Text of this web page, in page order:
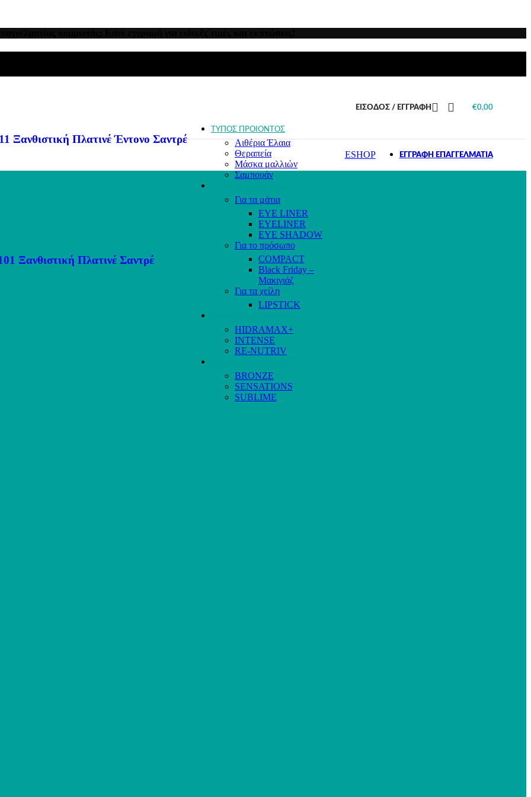
ΕΊΣΟΔΟΣ / ΕΓΓΡΑΦΉ €0,00
Πλατινέ Έντονο Σαντρέ
Ξανθιστική Πλατινέ Σαντρέ
Λεπτά μαλλιά
Ντεκαπαρισμένα μαλλιά
ΤΥΠΟΣ ΠΡΟΙΟΝΤΟΣ
Αιθέρια Έλαια
Θεραπεία
Μάσκα μαλλιών
Σαμπουάν
Για τα μάτια
EYE LINER
EYELINER
EYE SHADOW
Για το πρόσωπο
COMPACT
Black Friday –
Μακιγιάζ
Για τα χείλη
LIPSTICK
HIDRAMAX+
INTENSE
RE-NUTRIV
BRONZE
SENSATIONS
SUBLIME
ESHOP ΕΓΓΡΑΦΗ ΕΠΑΓΓΕΛΜΑΤΙΑ